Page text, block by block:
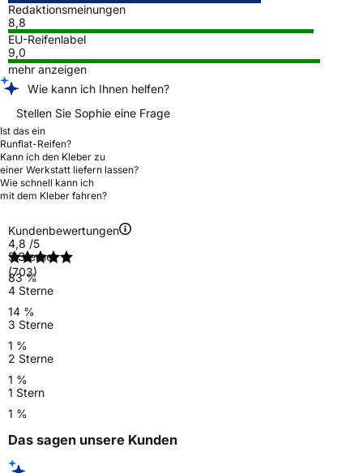
Redaktionsmeinungen
8,8
EU-Reifenlabel
9,0
mehr anzeigen
Wie kann ich Ihnen helfen?
Stellen Sie Sophie eine Frage
Ist das ein
Runflat-Reifen?
Kann ich den Kleber zu
einer Werkstatt liefern lassen?
Wie schnell kann ich
mit dem Kleber fahren?
Kundenbewertungen
4,8 /5
(703)
5 Sterne
83 %
4 Sterne
14 %
3 Sterne
1 %
2 Sterne
1 %
1 Stern
1 %
Das sagen unsere Kunden